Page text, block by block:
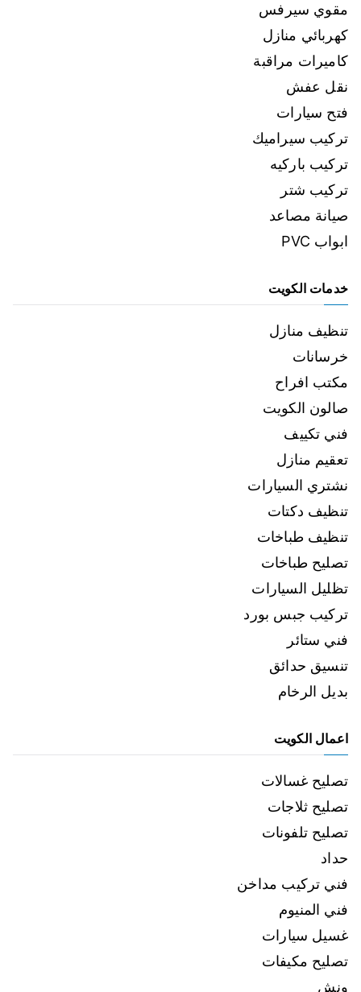
مقوي سيرفس
كهربائي منازل
كاميرات مراقبة
نقل عفش
فتح سيارات
تركيب سيراميك
تركيب باركيه
تركيب شتر
صيانة مصاعد
ابواب PVC
خدمات الكويت
تنظيف منازل
خرسانات
مكتب افراح
صالون الكويت
فني تكييف
تعقيم منازل
نشتري السيارات
تنظيف دكتات
تنظيف طباخات
تصليح طباخات
تظليل السيارات
تركيب جبس بورد
فني ستائر
تنسيق حدائق
بديل الرخام
اعمال الكويت
تصليح غسالات
تصليح ثلاجات
تصليح تلفونات
حداد
فني تركيب مداخن
فني المنيوم
غسيل سيارات
تصليح مكيفات
ونش